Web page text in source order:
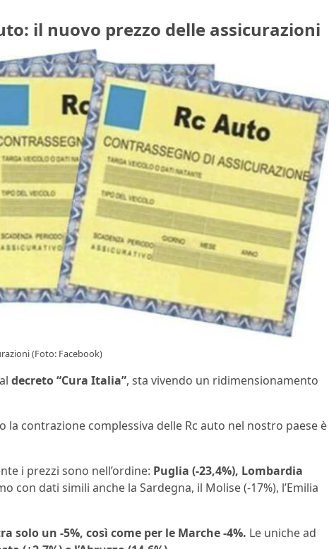
il nuovo prezzo delle assicurazioni
(Foto: Facebook)
decreto “Cura Italia”, sta vivendo un ridimensionamento
la contrazione complessiva delle Rc auto nel nostro paese è
i prezzi sono nell’ordine: Puglia (-23,4%), Lombardia
con dati simili anche la Sardegna, il Molise (-17%), l’Emilia
solo un -5%, così come per le Marche -4%. Le uniche ad